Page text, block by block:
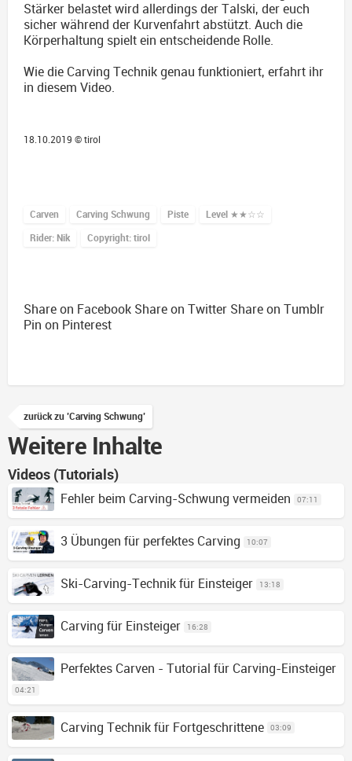
Stärker belastet wird allerdings der Talski, der euch
sicher während der Kurvenfahrt abstützt. Auch die
Körperhaltung spielt ein entscheidende Rolle.
Wie die Carving Technik genau funktioniert, erfahrt ihr
in diesem Video.
18.10.2019 © tirol
Carven Carving Schwung Piste Level ★★☆☆
Rider: Nik Copyright: tirol
Share on Facebook Share on Twitter Share on Tumblr
Pin on Pinterest
zurück zu 'Carving Schwung'
Weitere Inhalte
Videos (Tutorials)
Fehler beim Carving-Schwung vermeiden 07:11
3 Übungen für perfektes Carving 10:07
Ski-Carving-Technik für Einsteiger 13:18
Carving für Einsteiger 16:28
Perfektes Carven - Tutorial für Carving-Einsteiger
04:21
Carving Technik für Fortgeschrittene 03:09